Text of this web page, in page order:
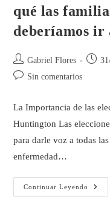
qué las
deberíamos ir
Gabriel Flores
Sin comentarios
La Importancia de las
Huntington Las
para darle voz a todas
enfermedad…
Continuar Leyendo